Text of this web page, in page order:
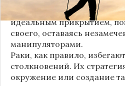
природное обаяние и
идеальным прикрытием,
своего, оставаясь
манипуляторами.
Раки, как правило,
столкновений. Их
окружение или создание